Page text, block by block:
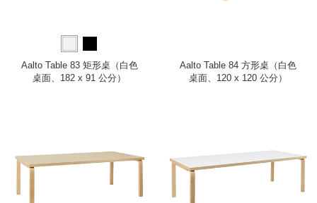
Aalto Table 83 矩形桌（白色
桌面、182 x 91 公分）
Aalto Table 84 方形桌（白色
桌面、120 x 120 公分）